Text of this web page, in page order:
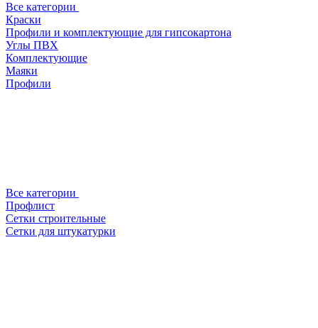
Все категории
Краски
Профили и комплектующие для гипсокартона
Углы ПВХ
Комплектующие
Маяки
Профили
Все категории
Профлист
Сетки строительные
Сетки для штукатурки